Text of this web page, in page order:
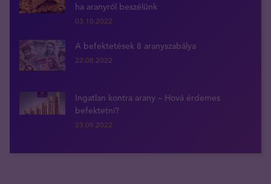
ha aranyról beszélünk
03.10.2022
A befektetések 8 aranyszabálya
22.08.2022
Ingatlan kontra arany – Hová érdemes
befektetni?
23.09.2022